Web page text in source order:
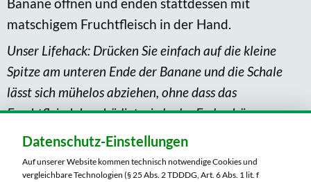
matschigem Fruchtfleisch in der Hand.
Unser Lifehack: Drücken Sie einfach auf die kleine
Spitze am unteren Ende der Banane und die Schale
lässt sich mühelos abziehen, ohne dass das
Fruchtfleisch beschädigt wird oder Faden hängen
bleiben.
Datenschutz-Einstellungen
Auf unserer Website kommen technisch notwendige Cookies und
vergleichbare Technologien (§ 25 Abs. 2 TDDDG, Art. 6 Abs. 1 lit. f